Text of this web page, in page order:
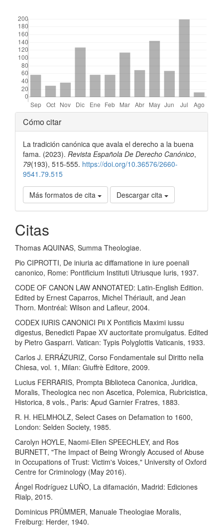
Detalles
del
artículo
Cómo citar
La tradición canónica que avala el derecho a la buena
fama. (2023). Revista Española De Derecho Canónico,
79(193), 515-555. https://doi.org/10.36576/2660-
9541.79.515
Más formatos de cita Descargar cita
Citas
Thomas AQUINAS, Summa Theologiae.
Pio CIPROTTI, De iniuria ac diffamatione in iure poenali
canonico, Rome: Pontificium Instituti Utriusque Iuris, 1937.
CODE OF CANON LAW ANNOTATED: Latin-English Edition.
Edited by Ernest Caparros, Michel Thériault, and Jean
Thorn. Montréal: Wilson and Lafleur, 2004.
CODEX IURIS CANONICI Pii X Pontificis Maximi iussu
digestus, Benedicti Papae XV auctoritate promulgatus. Edited
by Pietro Gasparri. Vatican: Typis Polyglottis Vaticanis, 1933.
Carlos J. ERRÁZURIZ, Corso Fondamentale sul Diritto nella
Chiesa, vol. 1, Milan: Giuffrè Editore, 2009.
Lucius FERRARIS, Prompta Biblioteca Canonica, Juridica,
Moralis, Theologica nec non Ascetica, Polemica, Rubricistica,
Historica, 8 vols., Paris: Apud Garnier Fratres, 1883.
R. H. HELMHOLZ, Select Cases on Defamation to 1600,
London: Selden Society, 1985.
Carolyn HOYLE, Naomi-Ellen SPEECHLEY, and Ros
BURNETT, "The Impact of Being Wrongly Accused of Abuse
in Occupations of Trust: Victim's Voices," University of Oxford
Centre for Criminology (May 2016).
Ángel Rodríguez LUÑO, La difamación, Madrid: Ediciones
Rialp, 2015.
Dominicus PRÜMMER, Manuale Theologiae Moralis,
Freiburg: Herder, 1940.